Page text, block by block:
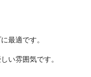
最適です。
い雰囲気です。